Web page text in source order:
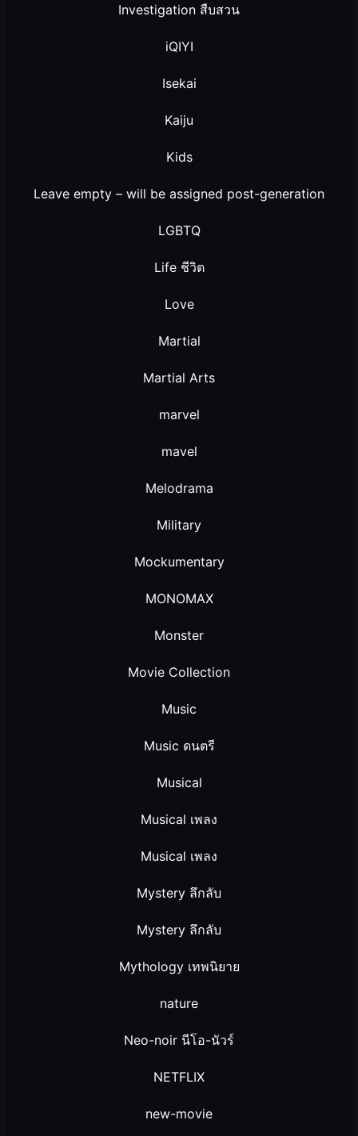
Investigation สืบสวน
iQIYI
Isekai
Kaiju
Kids
Leave empty – will be assigned post-generation
LGBTQ
Life ชีวิต
Love
Martial
Martial Arts
marvel
mavel
Melodrama
Military
Mockumentary
MONOMAX
Monster
Movie Collection
Music
Music ดนตรี
Musical
Musical เพลง
Musical เพลง
Mystery ลึกลับ
Mystery ลึกลับ
Mythology เทพนิยาย
nature
Neo-noir นีโอ-นัวร์
NETFLIX
new-movie